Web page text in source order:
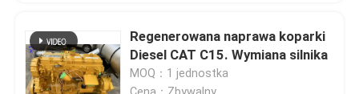
Produkty
Regenerowana naprawa koparki
Diesel CAT C15. Wymiana silnika
MOQ：1 jednostka